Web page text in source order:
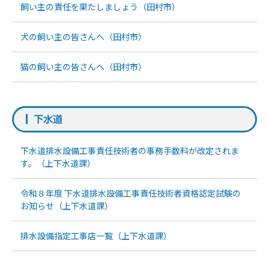
飼い主の責任を果たしましょう（田村市）
犬の飼い主の皆さんへ（田村市）
猫の飼い主の皆さんへ（田村市）
下水道
下水道排水設備工事責任技術者の事務手数料が改定されま
す。（上下水道課）
令和８年度 下水道排水設備工事責任技術者資格認定試験の
お知らせ（上下水道課）
排水設備指定工事店一覧（上下水道課）